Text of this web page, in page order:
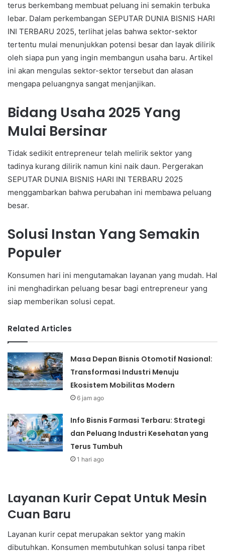
terus berkembang membuat peluang ini semakin terbuka
lebar. Dalam perkembangan SEPUTAR DUNIA BISNIS HARI
INI TERBARU 2025, terlihat jelas bahwa sektor-sektor
tertentu mulai menunjukkan potensi besar dan layak dilirik
oleh siapa pun yang ingin membangun usaha baru. Artikel
ini akan mengulas sektor-sektor tersebut dan alasan
mengapa peluangnya sangat menjanjikan.
Bidang Usaha 2025 Yang
Mulai Bersinar
Tidak sedikit entrepreneur telah melirik sektor yang
tadinya kurang dilirik namun kini naik daun. Pergerakan
SEPUTAR DUNIA BISNIS HARI INI TERBARU 2025
menggambarkan bahwa perubahan ini membawa peluang
besar.
Solusi Instan Yang Semakin
Populer
Konsumen hari ini mengutamakan layanan yang mudah. Hal
ini menghadirkan peluang besar bagi entrepreneur yang
siap memberikan solusi cepat.
Related Articles
Masa Depan Bisnis Otomotif Nasional:
Transformasi Industri Menuju
Ekosistem Mobilitas Modern
6 jam ago
Info Bisnis Farmasi Terbaru: Strategi
dan Peluang Industri Kesehatan yang
Terus Tumbuh
1 hari ago
Layanan Kurir Cepat Untuk Mesin
Cuan Baru
Layanan kurir cepat merupakan sektor yang makin
dibutuhkan. Konsumen membutuhkan solusi tanpa ribet